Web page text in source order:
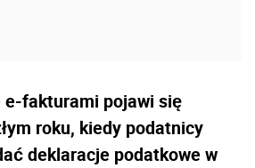
fakturami pojawi się
roku, kiedy podatnicy
deklaracje podatkowe w